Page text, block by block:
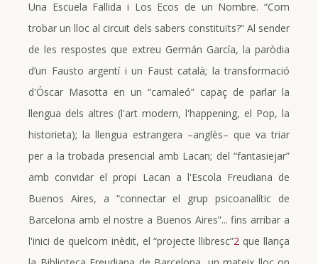
Una Escuela Fallida i Los Ecos de un Nombre. “Com
trobar un lloc al circuit dels sabers constituïts?” Al sender
de les respostes que extreu Germán García, la paròdia
d’un Fausto argentí i un Faust català; la transformació
d'Óscar Masotta en un “camaleó” capaç de parlar la
llengua dels altres (l'art modern, l'happening, el Pop, la
historieta); la llengua estrangera –anglès– que va triar
per a la trobada presencial amb Lacan; del “fantasiejar”
amb convidar el propi Lacan a l'Escola Freudiana de
Buenos Aires, a “connectar el grup psicoanalític de
Barcelona amb el nostre a Buenos Aires”... fins arribar a
l'inici de quelcom inèdit, el “projecte llibresc”2que llança